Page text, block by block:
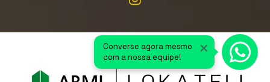
×
Converse agora mesmo
com a nossa equipe!